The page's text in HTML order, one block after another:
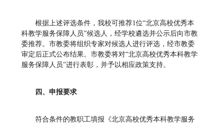
根据上述评选条件，我校可推荐1位“北京高校优秀本
科教学服务保障人员”候选人，经学校遴选并公示后向市教
委推荐。市教委将组织专家对候选人进行评选，经市教委
审定后正式公布结果。市教委将对“北京高校优秀本科教学
服务保障人员”进行表彰，并予以相应政策支持。
四、申报要求
符合条件的教职工填报《北京高校优秀本科教学服务